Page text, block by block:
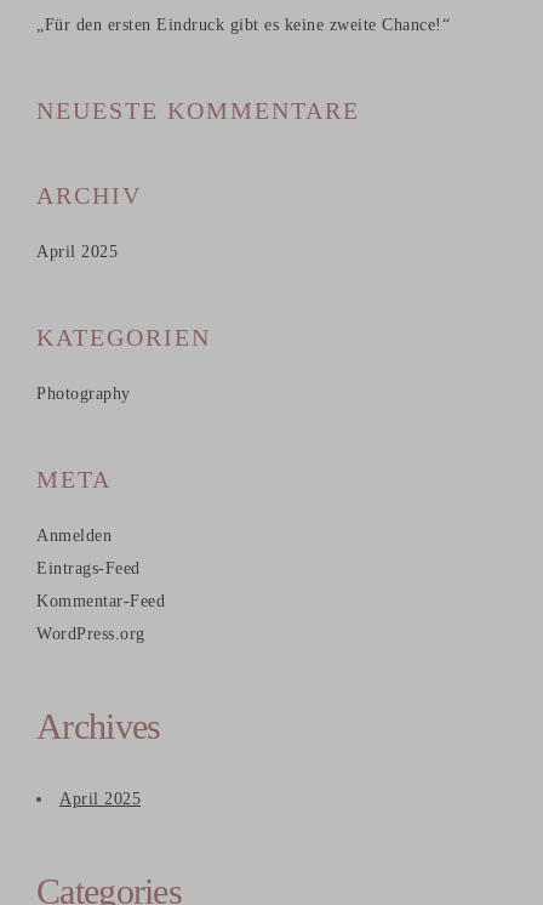
„Für den ersten Eindruck gibt es keine zweite Chance!“
NEUESTE KOMMENTARE
ARCHIV
April 2025
KATEGORIEN
Photography
META
Anmelden
Eintrags-Feed
Kommentar-Feed
WordPress.org
Archives
April 2025
Categories